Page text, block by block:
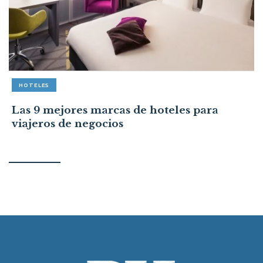
HOTELES
Las 9 mejores marcas de hoteles para
viajeros de negocios